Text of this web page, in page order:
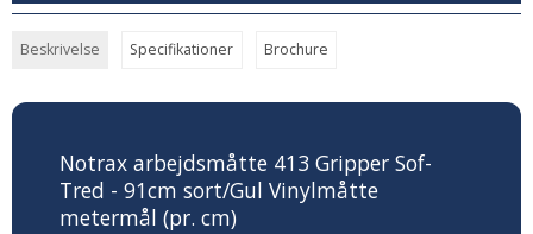
Beskrivelse Specifikationer Brochure
Notrax arbejdsmåtte 413 Gripper Sof-
Tred - 91cm sort/Gul Vinylmåtte
metermål (pr. cm)